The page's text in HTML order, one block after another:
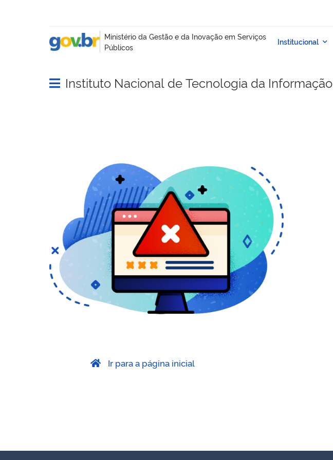
Abrir menu principal de navegação
Instituto Nacional de Tecnologia da Informação
Ir para a página inicial